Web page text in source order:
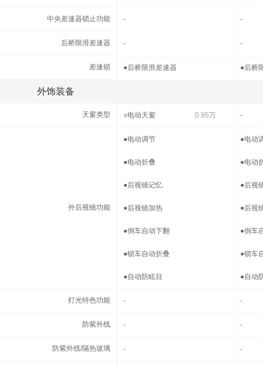
中央差速器锁止功能 - -
后桥限滑差速器 - -
差速锁 ●后桥限滑差速器 ●后桥
外饰装备
天窗类型 ○电动天窗 0.95万 -
●电动调节
●电动折叠
●后视镜记忆
●后视镜加热
●倒车自动下翻
●锁车自动折叠
●自动防眩目
●电动
●电动
●后视
●后视
●倒车
●锁车
●自动
灯光特色功能 - -
防紫外线 - -
防紫外线/隔热玻璃 - -
中央差速器锁止功能
后桥限滑差速器
差速锁
外饰装备
天窗类型
外后视镜功能
灯光特色功能
防紫外线
防紫外线/隔热玻璃